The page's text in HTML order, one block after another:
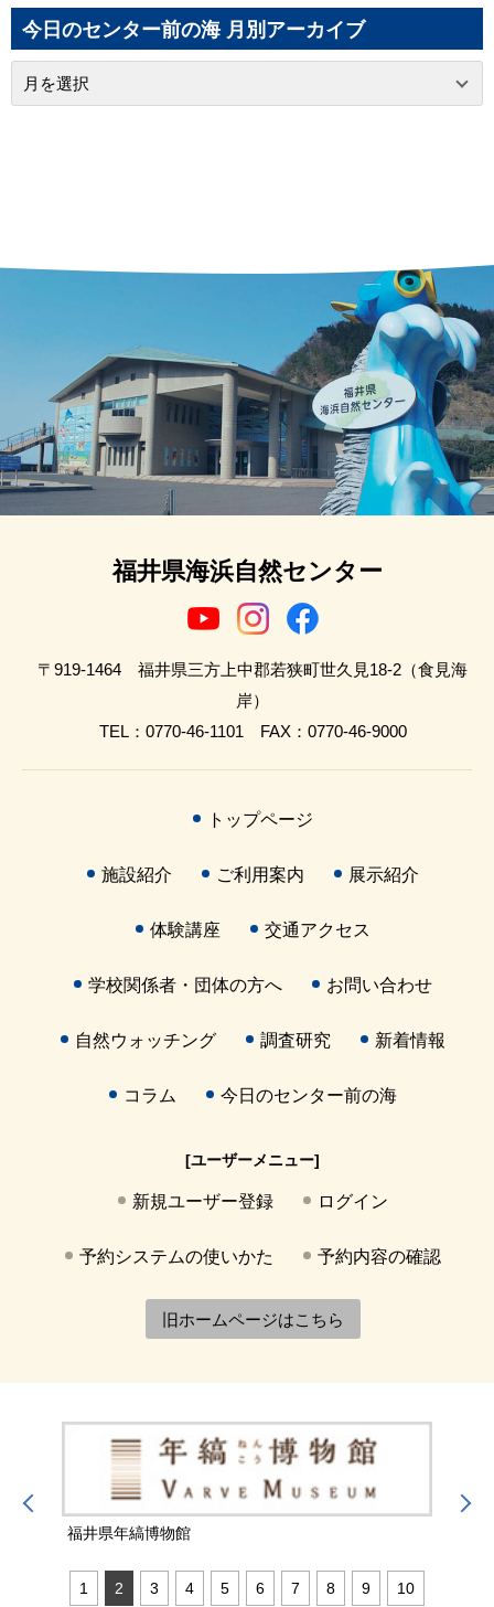
今日のセンター前の海 月別アーカイブ
福井県海浜自然センター
〒919-1464 福井県三方上中郡若狭町世久見18-2（食見海
岸）
TEL：0770-46-1101 FAX：0770-46-9000
トップページ
施設紹介 ご利用案内 展示紹介
体験講座 交通アクセス
学校関係者・団体の方へ お問い合わせ
自然ウォッチング 調査研究 新着情報
コラム 今日のセンター前の海
[ユーザーメニュー]
新規ユーザー登録 ログイン
予約システムの使いかた 予約内容の確認
旧ホームページはこちら
福井県年縞博物館
1 2 3 4 5 6 7 8 9 10